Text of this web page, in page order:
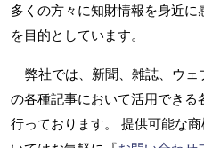
多くの方々に知財情報を身近に
を目的としています。
弊社では、新聞、雑誌、ウ
の各種記事において活用でき
行っております。 提供可能な